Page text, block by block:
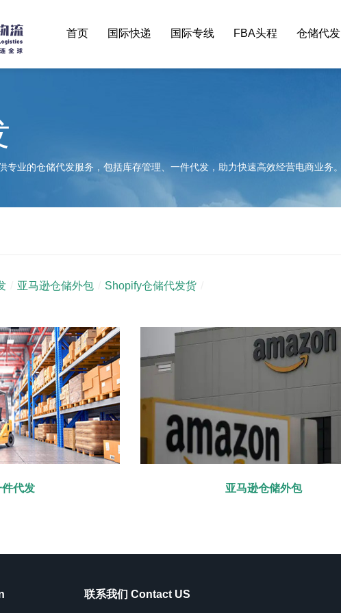
首页 国际快递 国际专线 FBA头程 仓储代发
专业的仓储代发服务，包括库存管理、一件代发，助力快速高效经营电商业务。
亚马逊仓储外包 Shopify仓储代发货
代发 亚马逊仓储外包
联系我们 Contact US